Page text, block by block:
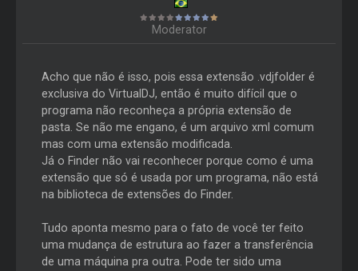
Moderator
Acho que não é isso, pois essa extensão .vdjfolder é
exclusiva do VirtualDJ, então é muito difícil que o
programa não reconheça a própria extensão de
pasta. Se não me engano, é um arquivo xml comum
mas com uma extensão modificada.
Já o Finder não vai reconhecer porque como é uma
extensão que só é usada por um programa, não está
na biblioteca de extensões do Finder.
Tudo aponta mesmo para o fato de você ter feito
uma mudança de estrutura ao fazer a transferência
de uma máquina pra outra. Pode ter sido uma